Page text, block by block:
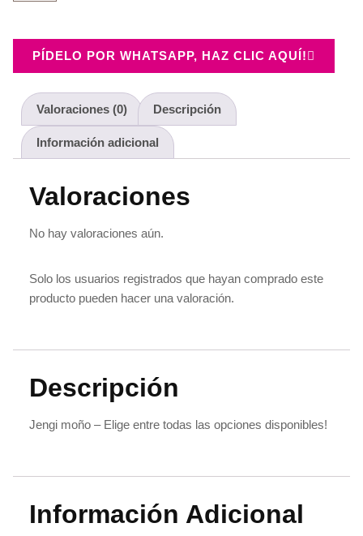
PÍDELO POR WHATSAPP, HAZ CLIC AQUÍ!
Valoraciones (0) Descripción
Información adicional
Valoraciones
No hay valoraciones aún.
Solo los usuarios registrados que hayan comprado este
producto pueden hacer una valoración.
Descripción
Jengi moño – Elige entre todas las opciones disponibles!
Información Adicional